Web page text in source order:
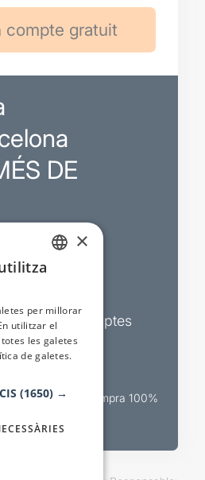
DE
i descomptes
venda teatral Compra 100%
×
per millorar
utilitzar el
les galetes
de galetes.
(1650) →